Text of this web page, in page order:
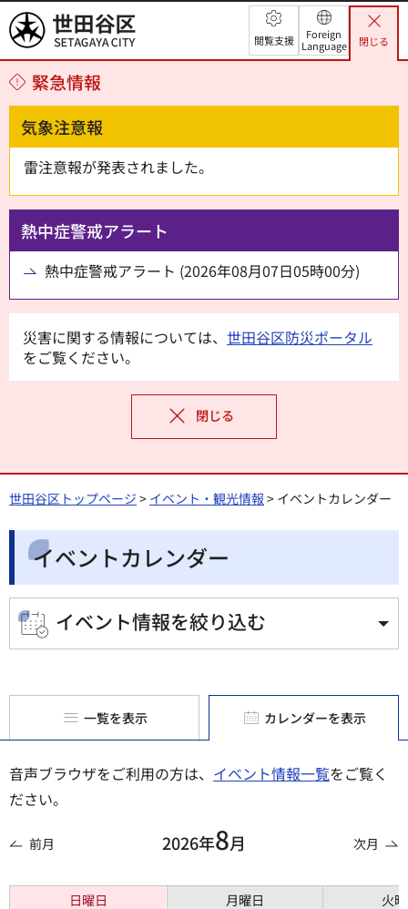
世田谷区 閲覧支援
Foreign
Language
閉じる
緊急情報
気象注意報
雷注意報が発表されました。
熱中症警戒アラート
熱中症警戒アラート (2026年08月07日05時00分)
災害に関する情報については、 世田谷区防災ポータル
をご覧ください。
閉じる
世田谷区トップページ > イベント・観光情報 > イベントカレンダー
イベントカレンダー
イベント情報を絞り込む
一覧を表示 カレンダーを表示
音声ブラウザをご利用の方は、 イベント情報一覧をご覧く
ださい。
前月 2026年8月 次月
日曜日 月曜日 火